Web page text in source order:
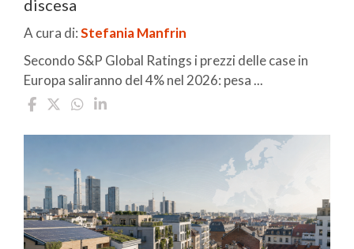
discesa
A cura di:Stefania Manfrin
Secondo S&P Global Ratings i prezzi delle case in
Europa saliranno del 4% nel 2026: pesa ...